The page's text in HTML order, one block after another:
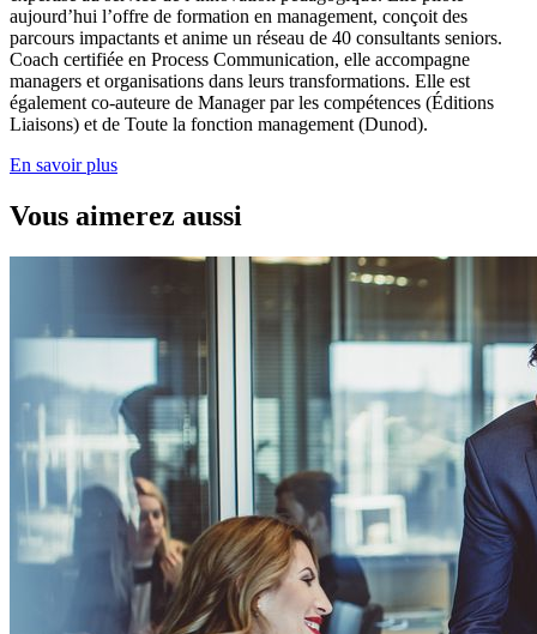
aujourd’hui l’offre de formation en management, conçoit des
parcours impactants et anime un réseau de 40 consultants seniors.
Coach certifiée en Process Communication, elle accompagne
managers et organisations dans leurs transformations. Elle est
également co-auteure de Manager par les compétences (Éditions
Liaisons) et de Toute la fonction management (Dunod).
En savoir plus
Vous aimerez aussi